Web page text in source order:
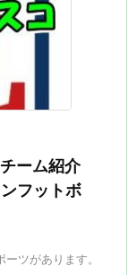
ーム紹介
フットボ
ツがあります。